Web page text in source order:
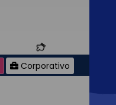
Corporativo